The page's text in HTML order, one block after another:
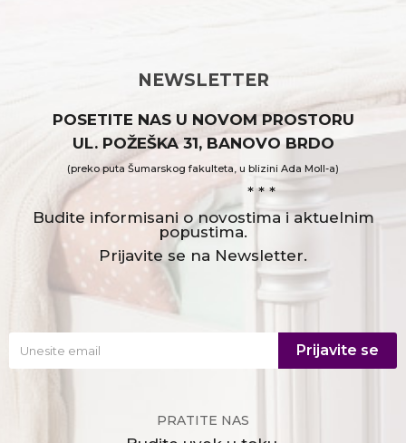
office@urbanline.rs
Prodajni salon:
Požeška 31, Banovo Brdo
11030 Beograd, Srbija
OBEZBEĐEN PARKING u garaži zgrade!
Radno vreme salona:
Ponedeljak – petak: 10h – 19h
Subota: 10h – 16h
NEWSLETTER
POSETITE NAS U NOVOM PROSTORU
UL. POŽEŠKA 31, BANOVO BRDO
(preko puta Šumarskog fakulteta, u blizini Ada Moll-a)
* * *
Budite informisani o novostima i aktuelnim
popustima.
Prijavite se na Newsletter.
Prijavite se
PRATITE NAS